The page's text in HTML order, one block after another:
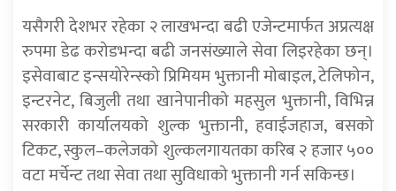
यसैगरी देशभर रहेका २ लाखभन्दा बढी एजेन्टमार्फत अप्रत्यक्ष
रुपमा डेढ करोडभन्दा बढी जनसंख्याले सेवा लिइरहेका छन्।
इसेवाबाट इन्सयोरेन्स्को प्रिमियम भुक्तानी मोबाइल, टेलिफोन,
इन्टरनेट, बिजुली तथा खानेपानीको महसुल भुक्तानी, विभिन्न
सरकारी कार्यालयको शुल्क भुक्तानी, हवाईजहाज, बसको
टिकट, स्कुल–कलेजको शुल्कलगायतका करिब २ हजार ५००
वटा मर्चेन्ट तथा सेवा तथा सुविधाको भुक्तानी गर्न सकिन्छ।